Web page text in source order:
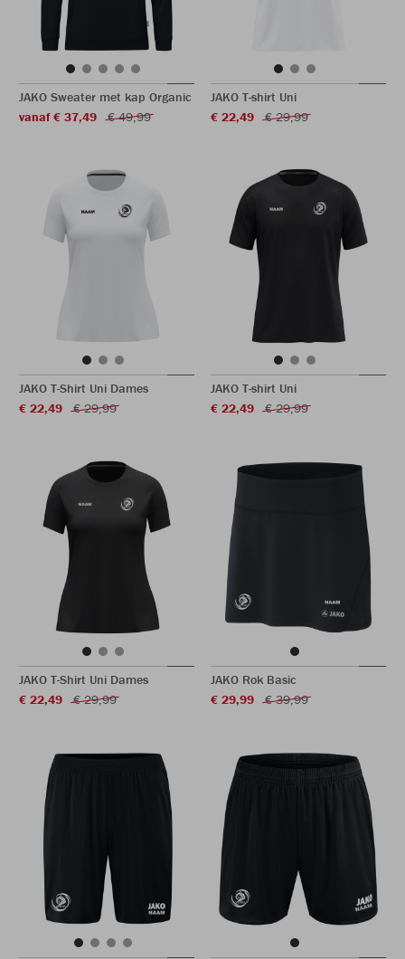
JAKO Sweater met kap Organic
vanaf € 37,49
€ 49,99
JAKO T-shirt Uni
€ 22,49
€ 29,99
JAKO T-Shirt Uni Dames
€ 22,49
€ 29,99
JAKO T-shirt Uni
€ 22,49
€ 29,99
JAKO T-Shirt Uni Dames
€ 22,49
€ 29,99
JAKO Rok Basic
€ 29,99
€ 39,99